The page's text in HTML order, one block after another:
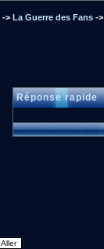
-> La Guerre des Fans -
Réponse rapide